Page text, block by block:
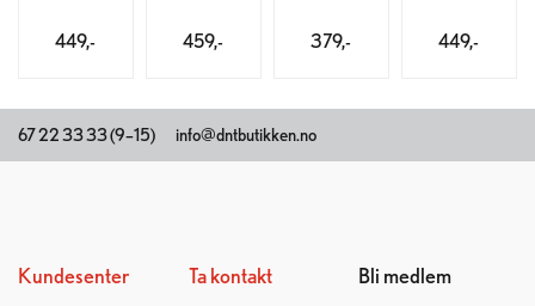
449,- 459,- 379,- 449,-
67 22 33 33 (9–15) info@dntbutikken.no
Kundesenter
Ta kontakt Bli medlem